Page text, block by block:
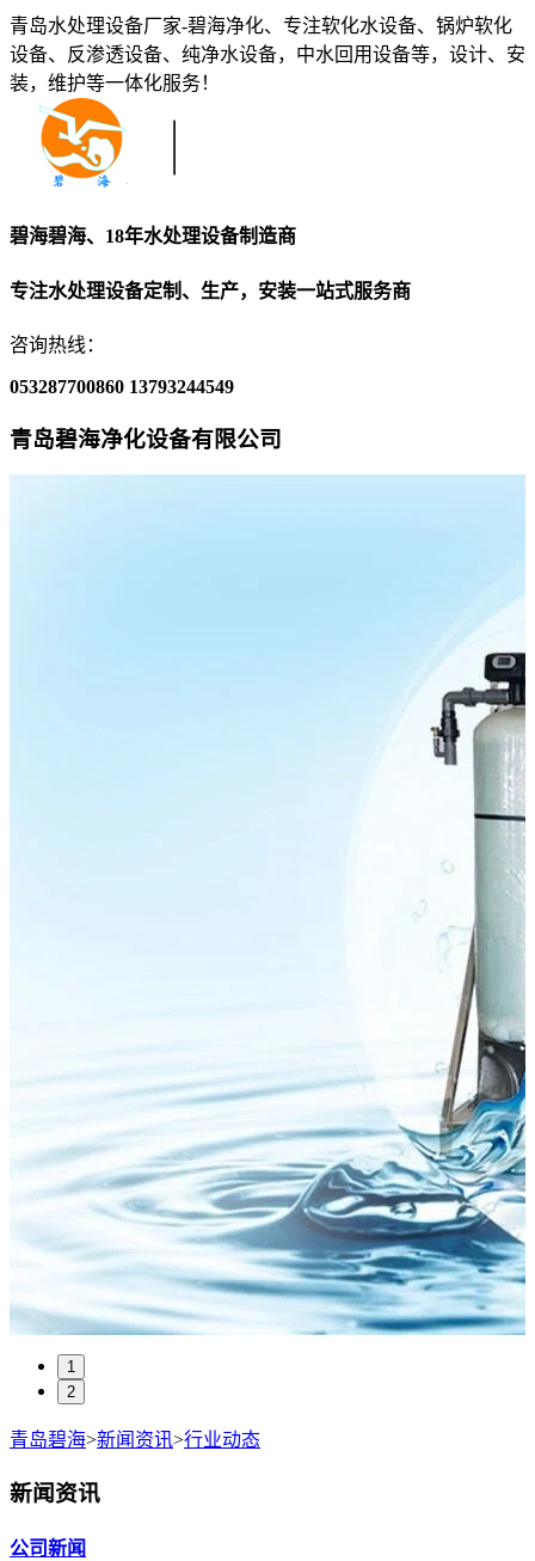
青岛水处理设备厂家-碧海净化、专注软化水设备、锅炉软化
设备、反渗透设备、纯净水设备，中水回用设备等，设计、安
装，维护等一体化服务！
碧海碧海、18年水处理设备制造商
专注水处理设备定制、生产，安装一站式服务商
咨询热线：
053287700860 13793244549
青岛碧海净化设备有限公司
1
2
青岛碧海>新闻资讯>行业动态
新闻资讯
公司新闻